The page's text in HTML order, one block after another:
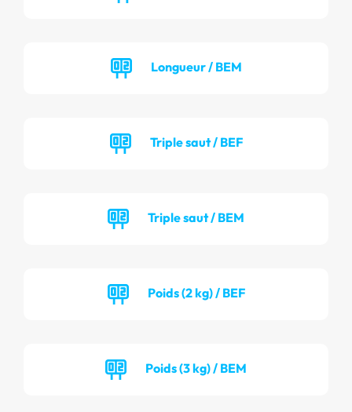
Longueur / BEM
Triple saut / BEF
Triple saut / BEM
Poids (2 kg) / BEF
Poids (3 kg) / BEM